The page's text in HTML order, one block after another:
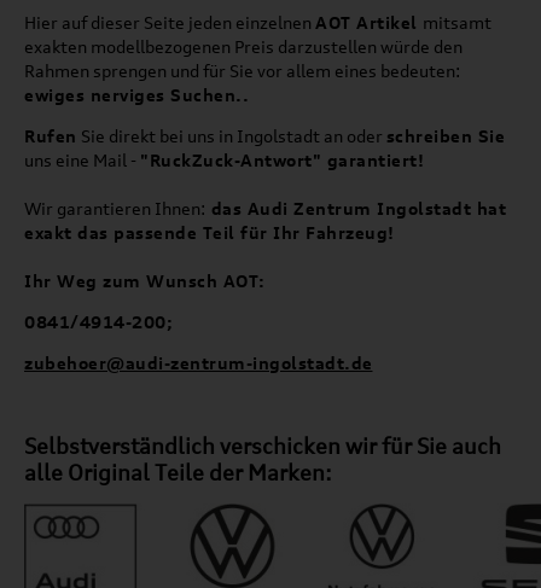
Hier auf dieser Seite jeden einzelnen AOT Artikel mitsamt
exakten modellbezogenen Preis darzustellen würde den
Rahmen sprengen und für Sie vor allem eines bedeuten:
ewiges nerviges Suchen..
Rufen Sie direkt bei uns in Ingolstadt an oder schreiben Sie
uns eine Mail - "RuckZuck-Antwort" garantiert!
Wir garantieren Ihnen: das Audi Zentrum Ingolstadt hat
exakt das passende Teil für Ihr Fahrzeug!
Ihr Weg zum Wunsch AOT:
0841/4914-200;
zubehoer@audi-zentrum-ingolstadt.de
Selbstverständlich verschicken wir für Sie auch
alle Original Teile der Marken: